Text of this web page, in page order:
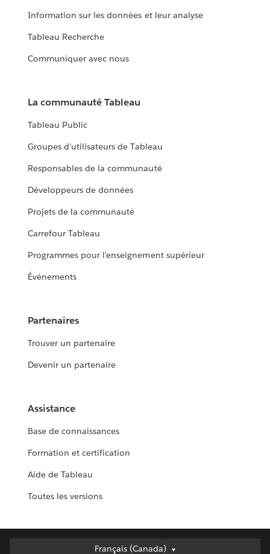
Information sur les données et leur analyse
Tableau Recherche
Communiquer avec nous
La communauté Tableau
Tableau Public
Groupes d’utilisateurs de Tableau
Responsables de la communauté
Développeurs de données
Projets de la communauté
Carrefour Tableau
Programmes pour l’enseignement supérieur
Événements
Partenaires
Trouver un partenaire
Devenir un partenaire
Assistance
Base de connaissances
Formation et certification
Aide de Tableau
Toutes les versions
Français (Canada)
Français (Canada)